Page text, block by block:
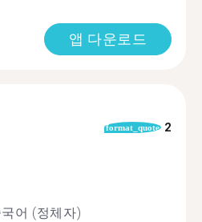
앱 다운로드
format_quote 2
국어 (정체자)